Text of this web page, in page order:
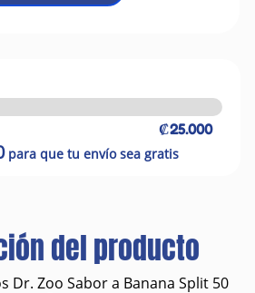
₡25.000
para que tu envío sea gratis
del producto
Dr. Zoo Sabor a Banana Split 50